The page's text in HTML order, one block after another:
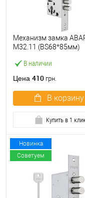
В наличии
Механизм замка
M32.11 (BS68*85мм)
Цена 410 грн.
В корзину
Купить в 1
Новинка
Советуем